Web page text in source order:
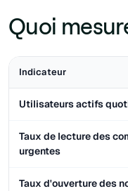
Quoi
Indicateur
Utilisateurs actifs
Taux de lecture des
urgentes
Taux d'ouverture des